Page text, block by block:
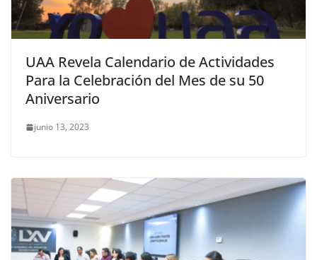
UAA Revela Calendario de Actividades
Para la Celebración del Mes de su 50
Aniversario
junio 13, 2023